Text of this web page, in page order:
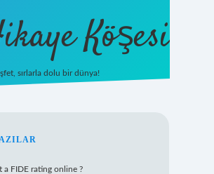
Köşesi
sırlarla dolu bir dünya!
a FIDE rating online ?